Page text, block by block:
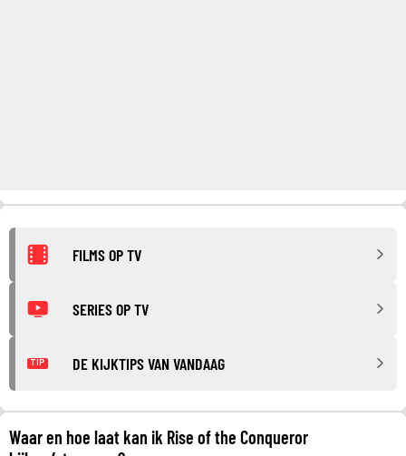
FILMS OP TV
SERIES OP TV
TIP DE KIJKTIPS VAN VANDAAG
Waar en hoe laat kan ik Rise of the Conqueror